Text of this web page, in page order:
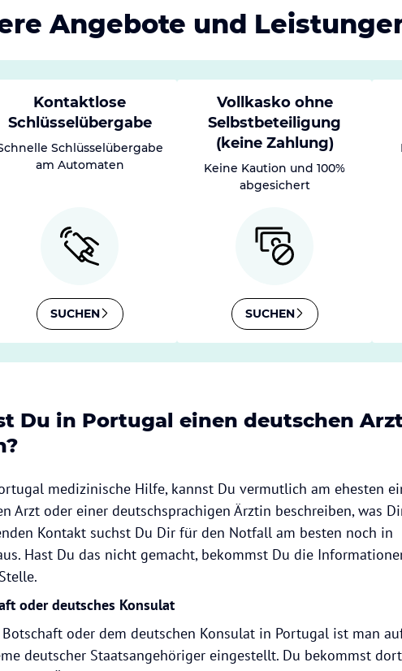
Angebote und
Kontaktlose
Schlüsselübergabe
Schlüsselübergabe
am Automaten
SUCHEN
Vollkasko ohne
Selbstbeteiligung
(keine Zahlung)
Keine Kaution und 100%
abgesichert
SUCHEN
Du in Portugal einen deutschen
medizinische Hilfe, kannst Du vermutlich am ehesten
Arzt oder einer deutschsprachigen Ärztin beschreiben, was
Kontakt suchst Du Dir für den Notfall am besten noch in
Hast Du das nicht gemacht, bekommst Du die
oder deutsches Konsulat
oder dem deutschen Konsulat in Portugal ist man
deutscher Staatsangehöriger eingestellt. Du bekommst